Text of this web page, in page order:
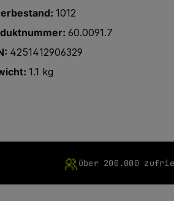
1012
60.0091.7
4251412906329
1.1 kg
über 200.000